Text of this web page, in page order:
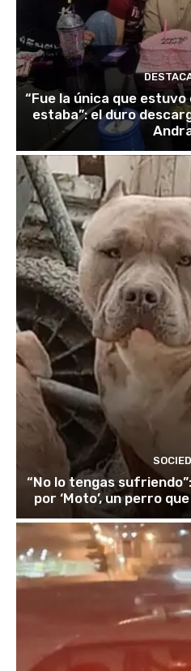
“Fue la única que
estaba”: el duro
“No lo tengas
por ‘Moto’, un perro